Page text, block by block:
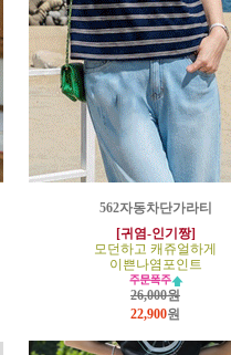
562자동차단가라티
[귀염-인기짱]
모던하고 캐쥬얼하게
이쁜나염포인트
26,000원
22,900원